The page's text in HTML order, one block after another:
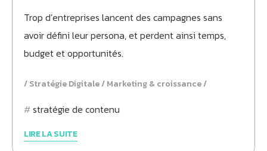
Trop d’entreprises lancent des campagnes sans
avoir défini leur persona, et perdent ainsi temps,
budget et opportunités.
Stratégie Digitale Marketing & croissance
stratégie de contenu
LIRE LA SUITE
Bienvenue chez Athorus Digital
Je suis Athobot, votre assistant digital.
projet.
dessous :